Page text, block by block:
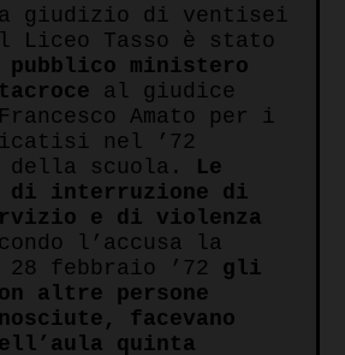
giudizio di ventisei
Liceo Tasso è stato
pubblico ministero
al giudice
Amato per i
nel ’72
della scuola. Le
di interruzione di
e di violenza
l’accusa la
febbraio ’72 gli
altre persone
facevano
quinta